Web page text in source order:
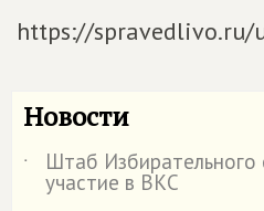
https://spravedlivo.ru/
Новости
˙ Штаб Избирательного
участие в ВКС